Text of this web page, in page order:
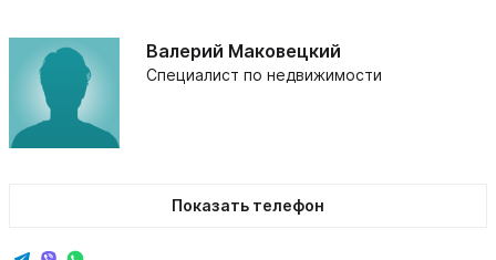
Валерий Маковецкий
Специалист по недвижимости
Показать телефон